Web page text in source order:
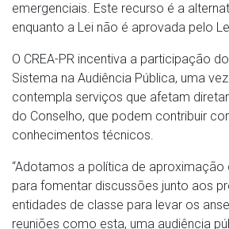
emergenciais. Este recurso é a
enquanto a Lei não é aprovada pelo
O CREA-PR incentiva a participação
Sistema na Audiência Pública, uma
contempla serviços que afetam
do Conselho, que podem contribuir
conhecimentos técnicos.
“Adotamos a política de
para fomentar discussões junto aos
entidades de classe para levar os
reuniões como esta, uma audiência